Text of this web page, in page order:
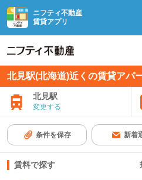
ニフティ不動産
賃貸アプリ
北見駅(北海道)近くの賃貸アパ
北見駅
変更する
条件を保存 新着
賃料で探す